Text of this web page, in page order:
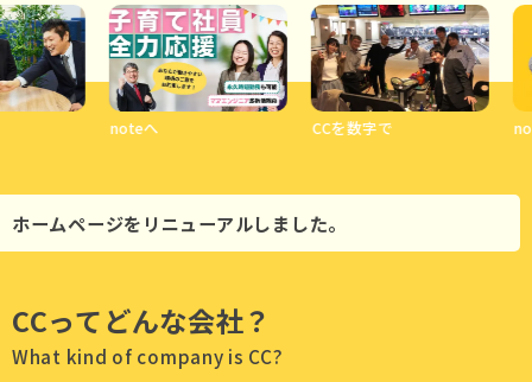
noteへ CCを数字で
ホームページをリニューアルしました。
CCってどんな会社？
What kind of company is CC?